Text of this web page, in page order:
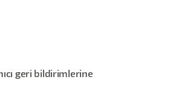
geri bildirimlerine